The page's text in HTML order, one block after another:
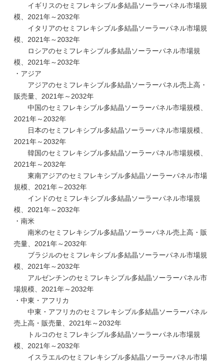
イギリスのセミフレキシブル多結晶ソーラーパネル市場規
模、2021年～2032年
イタリアのセミフレキシブル多結晶ソーラーパネル市場規
模、2021年～2032年
ロシアのセミフレキシブル多結晶ソーラーパネル市場規
模、2021年～2032年
・アジア
アジアのセミフレキシブル多結晶ソーラーパネル売上高・
販売量、2021年～2032年
中国のセミフレキシブル多結晶ソーラーパネル市場規模、
2021年～2032年
日本のセミフレキシブル多結晶ソーラーパネル市場規模、
2021年～2032年
韓国のセミフレキシブル多結晶ソーラーパネル市場規模、
2021年～2032年
東南アジアのセミフレキシブル多結晶ソーラーパネル市場
規模、2021年～2032年
インドのセミフレキシブル多結晶ソーラーパネル市場規
模、2021年～2032年
・南米
南米のセミフレキシブル多結晶ソーラーパネル売上高・販
売量、2021年～2032年
ブラジルのセミフレキシブル多結晶ソーラーパネル市場規
模、2021年～2032年
アルゼンチンのセミフレキシブル多結晶ソーラーパネル市
場規模、2021年～2032年
・中東・アフリカ
中東・アフリカのセミフレキシブル多結晶ソーラーパネル
売上高・販売量、2021年～2032年
トルコのセミフレキシブル多結晶ソーラーパネル市場規
模、2021年～2032年
イスラエルのセミフレキシブル多結晶ソーラーパネル市場